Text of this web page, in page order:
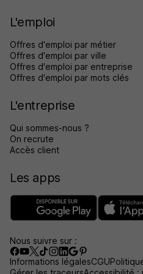
L'emploi
Offres d'emploi par métier
Offres d'emploi par ville
Offres d'emploi par entreprise
Offres d'emploi par mots clés
L'entreprise
Qui sommes-nous ?
On recrute
Accès client
Les apps
Nous suivre sur :
Informations légalesCGU